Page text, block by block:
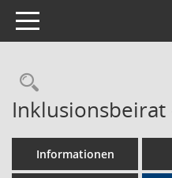
Toggle navigation
Informationen